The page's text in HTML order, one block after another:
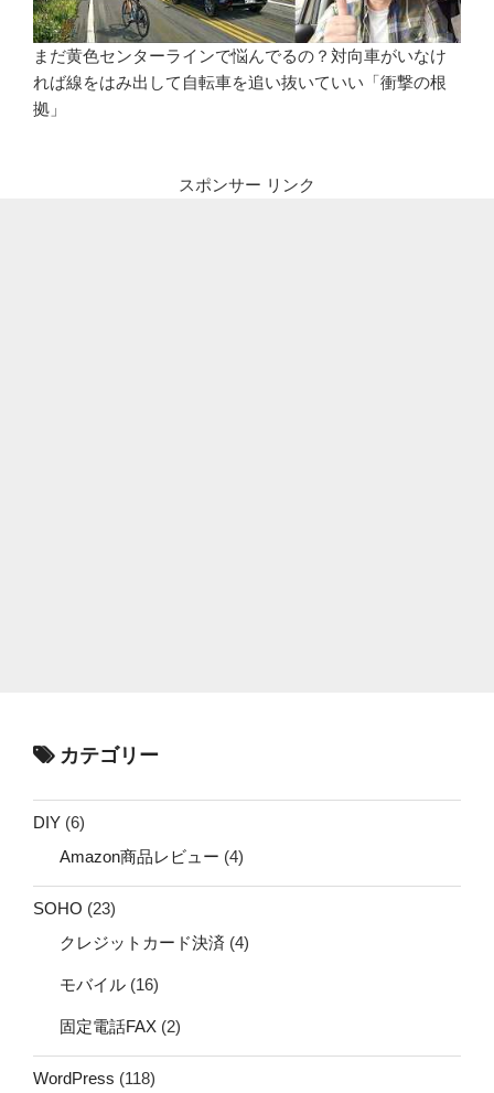
まだ黄色センターラインで悩んでるの？対向車がいなけ
れば線をはみ出して自転車を追い抜いていい「衝撃の根
拠」
スポンサー リンク
カテゴリー
DIY (6)
Amazon商品レビュー (4)
SOHO (23)
クレジットカード決済 (4)
モバイル (16)
固定電話FAX (2)
WordPress (118)